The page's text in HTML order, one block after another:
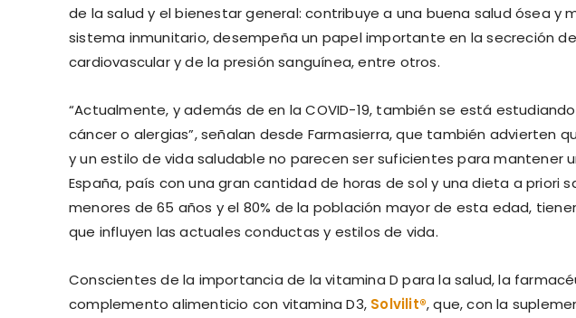
de la salud y el bienestar general: contribuye a una buena salud ósea y
sistema inmunitario, desempeña un papel importante en la secreción
cardiovascular y de la presión sanguínea, entre otros.
“Actualmente, y además de en la COVID-19, también se está
cáncer o alergias”, señalan desde Farmasierra, que también advierten
y un estilo de vida saludable no parecen ser suficientes para mantener
España, país con una gran cantidad de horas de sol y una dieta a priori
menores de 65 años y el 80% de la población mayor de esta edad,
que influyen las actuales conductas y estilos de vida.
Conscientes de la importancia de la vitamina D para la salud, la
complemento alimenticio con vitamina D3, Solvilit®, que, con la